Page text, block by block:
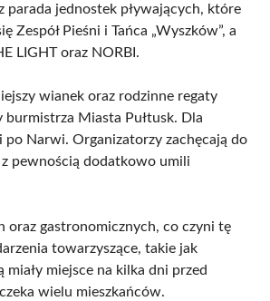
jednostek pływających, które
Pieśni i Tańca „Wyszków”, a
LIGHT oraz NORBI.
wianek oraz rodzinne regaty
Miasta Pułtusk. Dla
po Narwi. Organizatorzy zachęcają do
pewnością dodatkowo umili
oraz gastronomicznych, co czyni tę
towarzyszące, takie jak
miejsce na kilka dni przed
wielu mieszkańców.